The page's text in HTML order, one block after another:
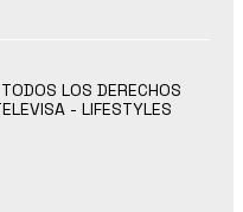
LOS DERECHOS
- LIFESTYLES